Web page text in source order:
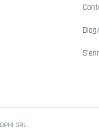
DPHI SRL